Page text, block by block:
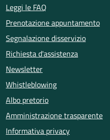
Leggi le FAQ
Prenotazione appuntamento
Segnalazione disservizio
Richiesta d'assistenza
Newsletter
Whistleblowing
Albo pretorio
Amministrazione trasparente
Informativa privacy